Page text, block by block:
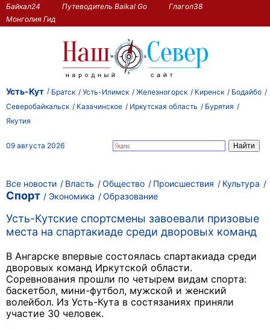
Байкал24 Путеводитель Baikal Go
Глагол38
Монголия Гид
Усть-Кут Братск Усть-Илимск Железногорск Киренск
Бодайбо
Северобайкальск
Казачинское Иркутская область
Бурятия
Якутия
09 августа 2026
Все новости Власть Общество Происшествия Культура
Спорт Экономика Образование
Усть-Кутские спортсмены завоевали призовые
места на спартакиаде среди дворовых команд
В Ангарске впервые состоялась спартакиада среди
дворовых команд Иркутской области.
Соревнования прошли по четырем видам спорта:
баскетбол, мини-футбол, мужской и женский
волейбол. Из Усть-Кута в состязаниях приняли
участие 30 человек.